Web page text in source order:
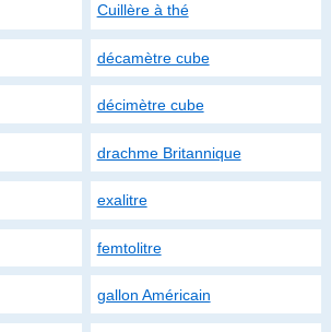
Cuillère à thé
décamètre cube
décimètre cube
drachme Britannique
exalitre
femtolitre
gallon Américain